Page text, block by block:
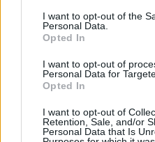
I want to opt-out of the
Personal Data.
Opted In
I want to opt-out of
Personal Data for
Opted In
I want to opt-out of
Retention, Sale, and/or
Personal Data that Is
Η ενέργεια μου, ναι
βραζιλιάνικη την
είναι, πως ξεπέρασα
αντιπάλους μου, όμως
στα δίχτυα.
επόμενο παιχνίδι
».
Τέλος ο επιθετικός